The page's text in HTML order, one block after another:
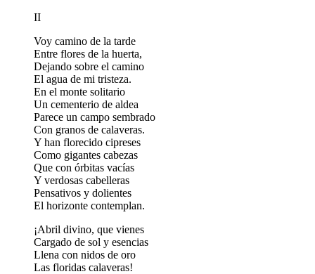
II
Voy camino de la tarde
Entre flores de la huerta,
Dejando sobre el camino
El agua de mi tristeza.
En el monte solitario
Un cementerio de aldea
Parece un campo sembrado
Con granos de calaveras.
Y han florecido cipreses
Como gigantes cabezas
Que con órbitas vacías
Y verdosas cabelleras
Pensativos y dolientes
El horizonte contemplan.
¡Abril divino, que vienes
Cargado de sol y esencias
Llena con nidos de oro
Las floridas calaveras!